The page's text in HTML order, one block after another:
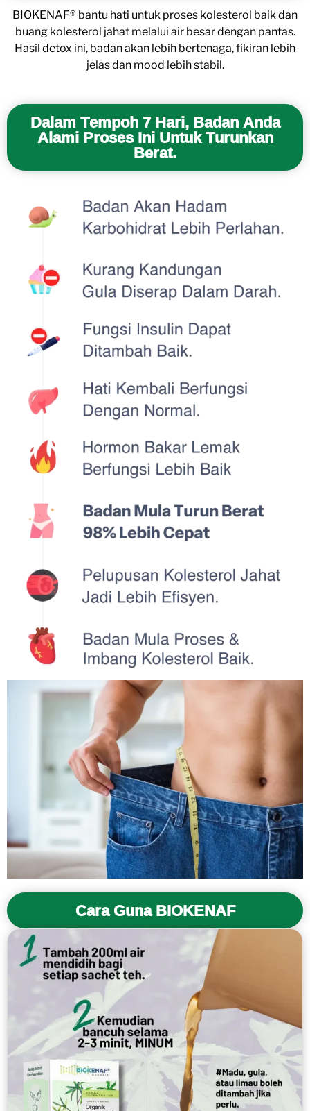
BIOKENAF® bantu hati untuk proses kolesterol baik dan
buang kolesterol jahat melalui air besar dengan pantas.
Hasil detox ini, badan akan lebih bertenaga, fikiran lebih
jelas dan mood lebih stabil.
Dalam Tempoh 7 Hari, Badan Anda
Alami Proses Ini Untuk Turunkan
Berat.
Cara Guna BIOKENAF